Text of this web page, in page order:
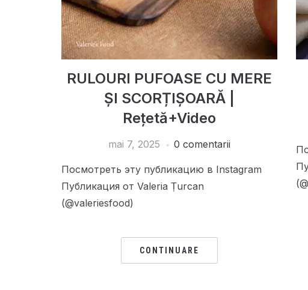
RULOURI PUFOASE CU MERE
ȘI SCORȚIȘOARĂ |
Rețetă+Video
mai 7, 2025 0 comentarii
Посмотреть эту публикацию в Instagram
Публикация от Valeria Țurcan
(@valeriesfood)
CONTINUARE